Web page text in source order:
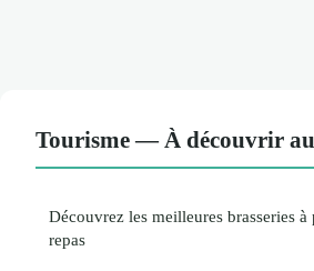
Tourisme — À découvrir
Découvrez les meilleures brasseries
repas